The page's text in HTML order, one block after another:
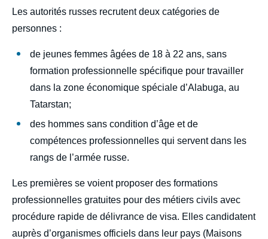
Les autorités russes recrutent deux catégories de
personnes :
de jeunes femmes âgées de 18 à 22 ans, sans
formation professionnelle spécifique pour travailler
dans la zone économique spéciale d’Alabuga, au
Tatarstan;
des hommes sans condition d’âge et de
compétences professionnelles qui servent dans les
rangs de l’armée russe.
Les premières se voient proposer des formations
professionnelles gratuites pour des métiers civils avec
procédure rapide de délivrance de visa. Elles candidatent
auprès d’organismes officiels dans leur pays (Maisons